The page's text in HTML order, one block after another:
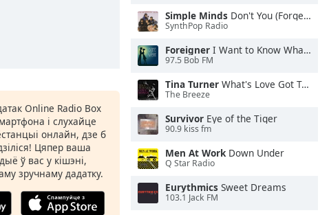
Online Radio Box
і слухайце
онлайн, дзе б
Цяпер ваша
ў вас у кішэні,
зручнаму дадатку.
Simple Minds Don't You (Forget About Me)
SynthPop Radio
Foreigner I Want to Know What Love Is
97.5 Bob FM
Tina Turner What's Love Got To Do With It
The Breeze
Survivor Eye of the Tiger
90.9 kiss fm
Men At WorkDown Under
Q Star Radio
Eurythmics Sweet Dreams
103.1 Jack FM